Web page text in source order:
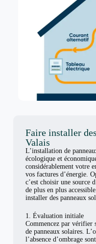
Faire installer
Valais
L’installation de
écologique et
considérablement votre
vos factures d’énergie.
c’est choisir une source
de plus en plus
installer des panneaux
1. Évaluation initiale
Commencez par vérifier
de panneaux solaires.
l’absence d’ombrage